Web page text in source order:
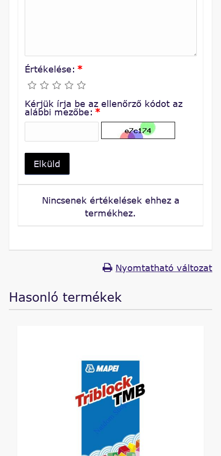
Értékelése: *
Kérjük írja be az ellenőrző kódot az
alábbi mezőbe: *
Elküld
Nincsenek értékelések ehhez a
termékhez.
Nyomtatható változat
Hasonló termékek